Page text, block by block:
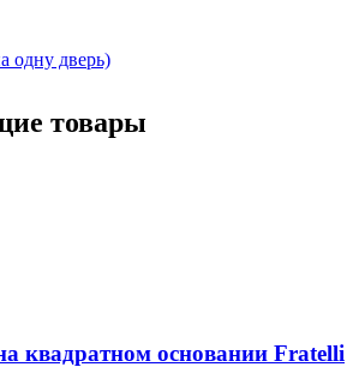
одну дверь)
товары
квадратном основании Fratelli